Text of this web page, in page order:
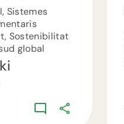
Sistemes
Sostenibilitat
global